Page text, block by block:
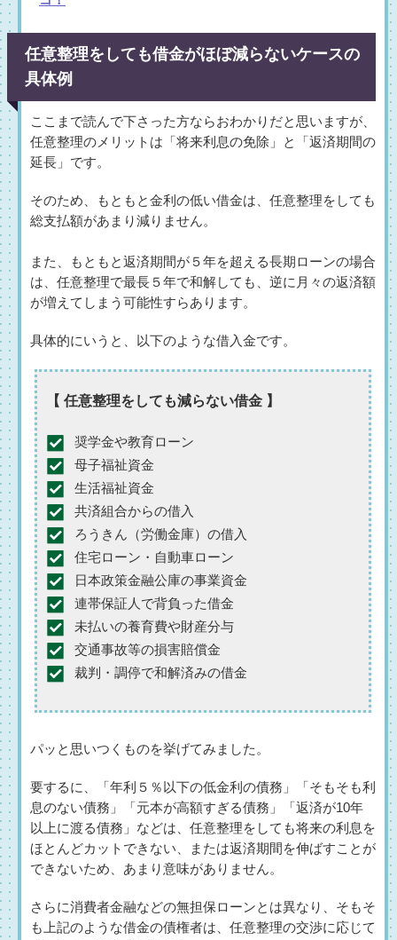
任意整理をしても借金がほぼ減らないケースの
具体例
ここまで読んで下さった方ならおわかりだと思いますが、
任意整理のメリットは「将来利息の免除」と「返済期間の
延長」です。
そのため、もともと金利の低い借金は、任意整理をしても
総支払額があまり減りません。
また、もともと返済期間が５年を超える長期ローンの場合
は、任意整理で最長５年で和解しても、逆に月々の返済額
が増えてしまう可能性すらあります。
具体的にいうと、以下のような借入金です。
【 任意整理をしても減らない借金 】
奨学金や教育ローン
母子福祉資金
生活福祉資金
共済組合からの借入
ろうきん（労働金庫）の借入
住宅ローン・自動車ローン
日本政策金融公庫の事業資金
連帯保証人で背負った借金
未払いの養育費や財産分与
交通事故等の損害賠償金
裁判・調停で和解済みの借金
パッと思いつくものを挙げてみました。
要するに、「年利５％以下の低金利の債務」「そもそも利
息のない債務」「元本が高額すぎる債務」「返済が10年
以上に渡る債務」などは、任意整理をしても将来の利息を
ほとんどカットできない、または返済期間を伸ばすことが
できないため、あまり意味がありません。
さらに消費者金融などの無担保ローンとは異なり、そもそ
も上記のような借金の債権者は、任意整理の交渉に応じて